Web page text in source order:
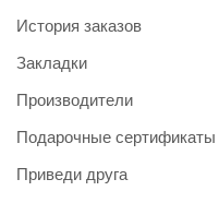
История заказов
Закладки
Производители
Подарочные сертификаты
Приведи друга